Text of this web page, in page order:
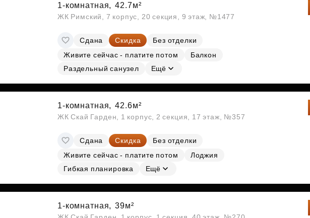
1-комнатная, 42.7м²
ЖК Римский, 7 корпус, 20 секция, 9 этаж, №1477
Сдана Скидка
Без отделки
Живите сейчас - платите потом
Балкон
Раздельный санузел
Ещё
1-комнатная, 42.6м²
ЖК Скай Гарден, 1 корпус, 2 секция, 17 этаж, №357
Сдана Скидка
Без отделки
Живите сейчас - платите потом
Лоджия
Гибкая планировка
Ещё
1-комнатная, 39м²